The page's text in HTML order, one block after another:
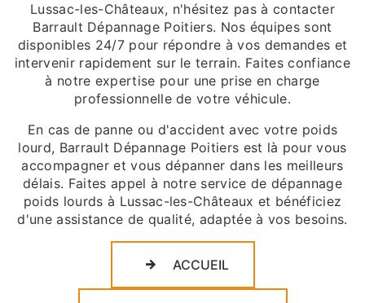
Lussac-les-Châteaux, n'hésitez pas à contacter
Barrault Dépannage Poitiers. Nos équipes sont
disponibles 24/7 pour répondre à vos demandes et
intervenir rapidement sur le terrain. Faites confiance
à notre expertise pour une prise en charge
professionnelle de votre véhicule.
En cas de panne ou d'accident avec votre poids
lourd, Barrault Dépannage Poitiers est là pour vous
accompagner et vous dépanner dans les meilleurs
délais. Faites appel à notre service de dépannage
poids lourds à Lussac-les-Châteaux et bénéficiez
d'une assistance de qualité, adaptée à vos besoins.
ACCUEIL